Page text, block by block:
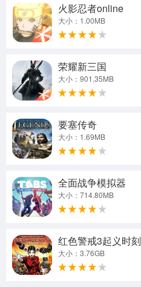
火影忍者online
大小：1.00MB
荣耀新三国
大小：901.35MB
要塞传奇
大小：1.69MB
全面战争模拟器
大小：714.80MB
红色警戒3起义时刻
大小：3.76GB